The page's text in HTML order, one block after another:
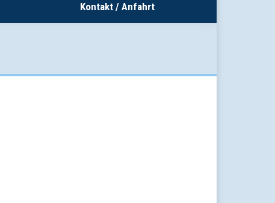
Kontakt / Anfahrt